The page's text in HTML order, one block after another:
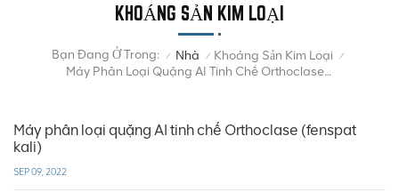
KHOÁNG SẢN KIM LOẠI
Bạn Đang Ở Trong: / Nhà / Khoáng Sản Kim Loại /
Máy Phân Loại Quặng AI Tinh Chế Orthoclase (fenspat Kali)
Máy phân loại quặng AI tinh chế Orthoclase (fenspat
kali)
SEP 09, 2022